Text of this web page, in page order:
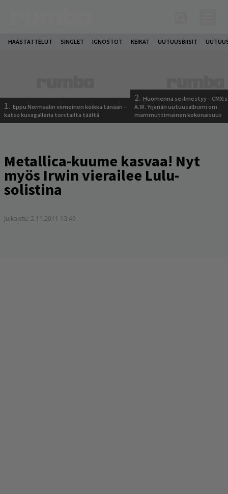
HAASTATTELUT SINGLET IGNOSTOT KEIKAT UUTUUSBIISIT
1. Eppu Normaalin viimeinen keikka tänään –
katso kuvagalleria torstailta täältä
2. Huomenna se ilmestyy –
A.W. Yrjänän uutuusalbumi om
mammuttimainen kokonaisuus
Metallica-kuume kasvaa! Nyt
myös Irwin vierailee Lulu-
solistina
Julkaistu: 2.11.2011 13:49